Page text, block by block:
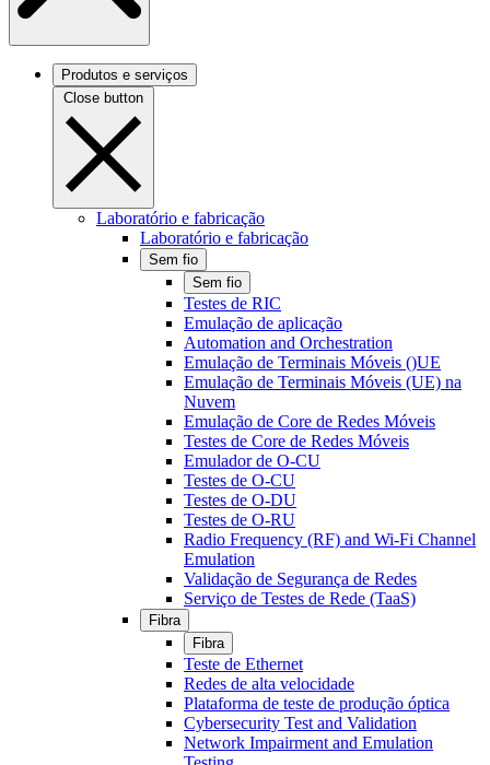
Produtos e serviços
Close button
Laboratório e fabricação
Laboratório e fabricação
Sem fio
Sem fio
Testes de RIC
Emulação de aplicação
Automation and Orchestration
Emulação de Terminais Móveis ()UE
Emulação de Terminais Móveis (UE) na
Nuvem
Emulação de Core de Redes Móveis
Testes de Core de Redes Móveis
Emulador de O-CU
Testes de O-CU
Testes de O-DU
Testes de O-RU
Radio Frequency (RF) and Wi-Fi Channel
Emulation
Validação de Segurança de Redes
Serviço de Testes de Rede (TaaS)
Fibra
Fibra
Teste de Ethernet
Redes de alta velocidade
Plataforma de teste de produção óptica
Cybersecurity Test and Validation
Network Impairment and Emulation